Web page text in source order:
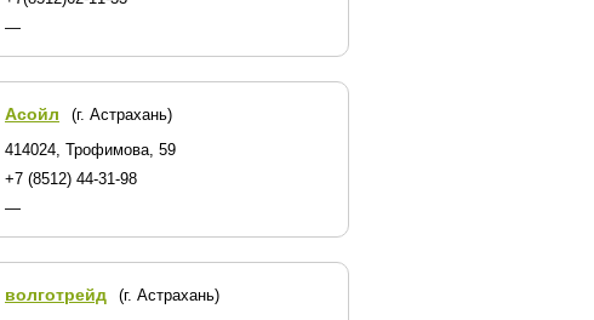
—
Асойл
(г. Астрахань)
414024, Трофимова, 59
+7 (8512) 44-31-98
—
волготрейд
(г. Астрахань)